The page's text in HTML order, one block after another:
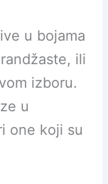
u bojama
ili
izboru.
u
one koji su